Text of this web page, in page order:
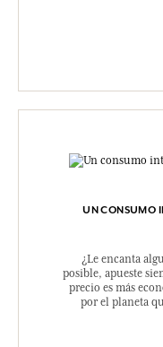
UN CONSUMO
¿Le encanta
posible, apueste
precio es más
por el planeta